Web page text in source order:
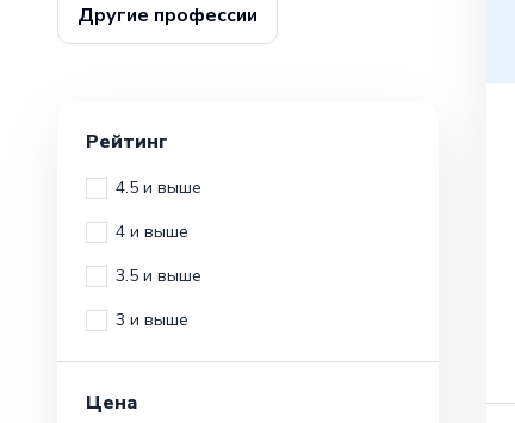
Другие профессии
Рейтинг
4.5 и выше
4 и выше
3.5 и выше
3 и выше
Цена